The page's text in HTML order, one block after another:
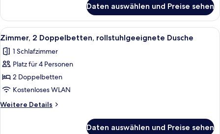
2 Doppelbetten,
Ausstattung
für
hörgeschädigte
Menschen
Daten auswählen und Preise sehen
Alle
Fotos
für
Zimmer,
2 Doppelbetten,
rollstuhlgeeignete
Dusche
anzeigen
Ein Hotelzimmer mit einem großen
5
Zimmer, 2 Doppelbetten, rollstuhlgeeignete Dusche
1 Schlafzimmer
Platz für 4 Personen
2 Doppelbetten
Kostenloses WLAN
Weitere Details
Weitere
Daten auswählen und Preise sehen